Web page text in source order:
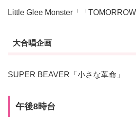
Little Glee Monster「「
大合唱企画
SUPER BEAVER「小さな革命」
午後8時台